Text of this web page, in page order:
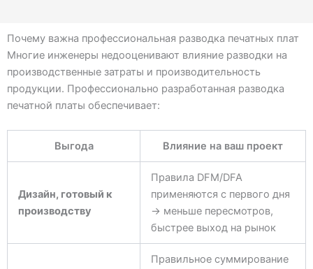
Почему важна профессиональная разводка печатных плат
Многие инженеры недооценивают влияние разводки на
производственные затраты и производительность
продукции. Профессионально разработанная разводка
печатной платы обеспечивает:
Выгода Влияние на ваш проект
Дизайн, готовый к
производству
Правила DFM/DFA
применяются с первого дня
→ меньше пересмотров,
быстрее выход на рынок
Правильное суммирование